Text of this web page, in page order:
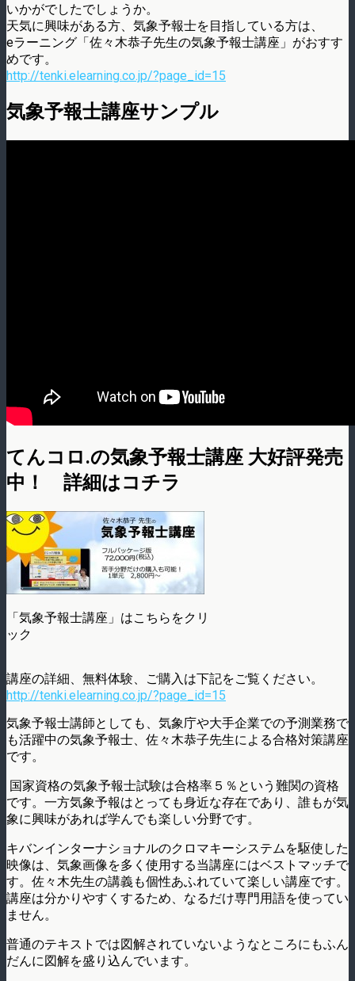
いかがでしたでしょうか。
天気に興味がある方、気象予報士を目指している方は、
eラーニング「佐々木恭子先生の気象予報士講座」がおすす
めです。
http://tenki.elearning.co.jp/?page_id=15
気象予報士講座サンプル
てんコロ.の気象予報士講座 大好評発売
中！ 詳細はコチラ
「気象予報士講座」はこちらをクリ
ック
講座の詳細、無料体験、ご購入は下記をご覧ください。
http://tenki.elearning.co.jp/?page_id=15
気象予報士講師としても、気象庁や大手企業での予測業務で
も活躍中の気象予報士、佐々木恭子先生による合格対策講座
です。
国家資格の気象予報士試験は合格率５％という難関の資格
です。一方気象予報はとっても身近な存在であり、誰もが気
象に興味があれば学んでも楽しい分野です。
キバンインターナショナルのクロマキーシステムを駆使した
映像は、気象画像を多く使用する当講座にはベストマッチで
す。佐々木先生の講義も個性あふれていて楽しい講座です。
講座は分かりやすくするため、なるだけ専門用語を使ってい
ません。
普通のテキストでは図解されていないようなところにもふん
だんに図解を盛り込んでいます。